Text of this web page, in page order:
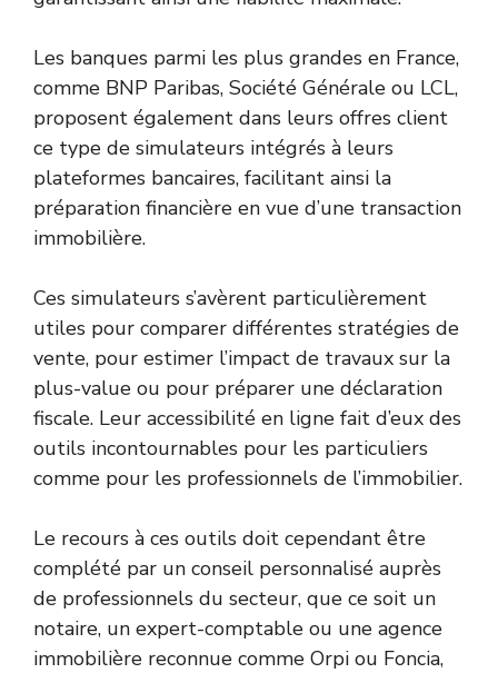
Les banques parmi les plus grandes en France,
comme BNP Paribas, Société Générale ou LCL,
proposent également dans leurs offres client
ce type de simulateurs intégrés à leurs
plateformes bancaires, facilitant ainsi la
préparation financière en vue d’une transaction
immobilière.
Ces simulateurs s’avèrent particulièrement
utiles pour comparer différentes stratégies de
vente, pour estimer l’impact de travaux sur la
plus-value ou pour préparer une déclaration
fiscale. Leur accessibilité en ligne fait d’eux des
outils incontournables pour les particuliers
comme pour les professionnels de l’immobilier.
Le recours à ces outils doit cependant être
complété par un conseil personnalisé auprès
de professionnels du secteur, que ce soit un
notaire, un expert-comptable ou une agence
immobilière reconnue comme Orpi ou Foncia,